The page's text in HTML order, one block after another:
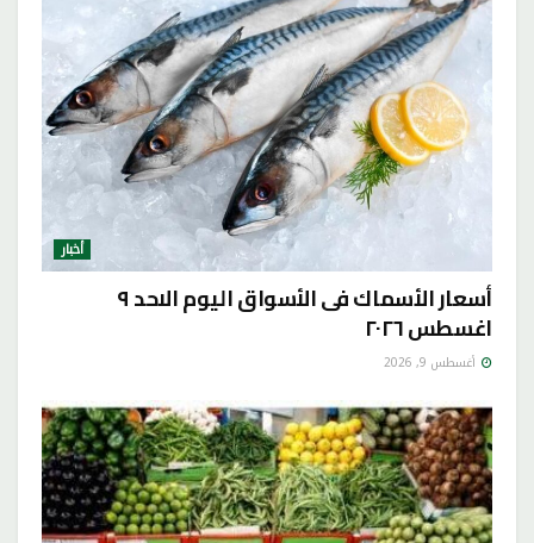
أخبار
أسعار الأسماك فى الأسواق اليوم الاحد ٩
اغسطس ٢٠٢٦
أغسطس 9, 2026